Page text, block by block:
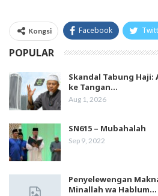
Kongsi Facebook
POPULAR
Skandal Tabung Haji:
ke Tangan…
Aug 1, 2026
SN615 – Mubahalah
Sep 9, 2022
Penyelewengan
Minallah wa Hablum…